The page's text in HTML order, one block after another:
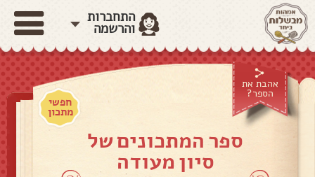
התחברות
והרשמה
אהבת את
הספר?
חפשי
מתכון
ספר המתכונים של
סיון מעודה